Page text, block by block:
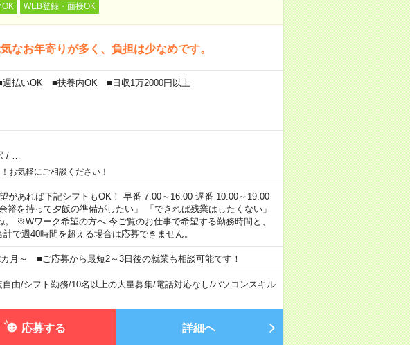
OK WEB登録・面接OK
なお年寄りが多く、負担は少なめです。
払いOK ■扶養内OK ■日収1万2000円以上
/
お気軽にご相談ください！
があれば下記シフトもOK！ 早番 7:00～16:00 遅番 10:00～19:00
裕を持って夕飯の準備がしたい」 「できれば残業はしたくない」
。 ※Wワーク希望の方へ 今ご覧のお仕事で希望する勤務時間と、
で週40時間を超える場合は応募できません。
カ月～ ■ご応募から最短2～3日後の就業も相談可能です！
自由/シフト勤務/10名以上の大量募集/電話対応なし/パソコンスキル
応募する 詳細へ